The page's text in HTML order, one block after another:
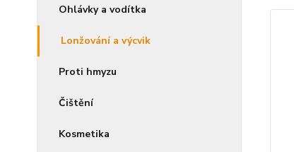
Ohlávky a vodítka
Lonžování a výcvik
Proti hmyzu
Čištění
Kosmetika